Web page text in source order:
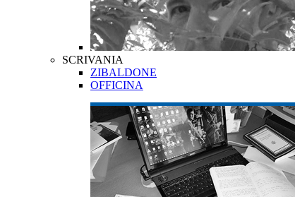
SCRIVANIA
ZIBALDONE
OFFICINA